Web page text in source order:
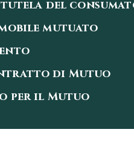
del
mutuato
di Mutuo
per il Mutuo